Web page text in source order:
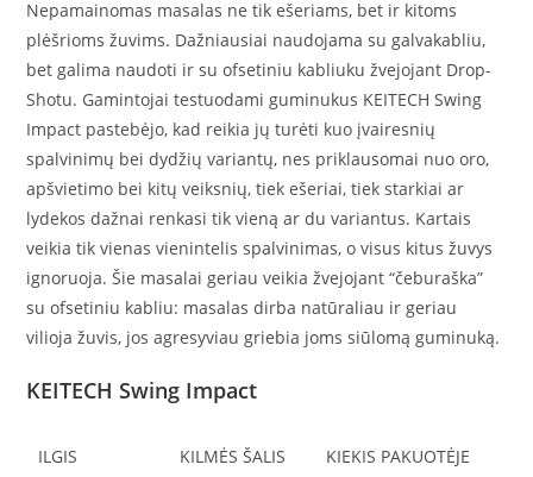
Nepamainomas masalas ne tik ešeriams, bet ir kitoms
plėšrioms žuvims. Dažniausiai naudojama su galvakabliu,
bet galima naudoti ir su ofsetiniu kabliuku žvejojant Drop-
Shotu. Gamintojai testuodami guminukus KEITECH Swing
Impact pastebėjo, kad reikia jų turėti kuo įvairesnių
spalvinimų bei dydžių variantų, nes priklausomai nuo oro,
apšvietimo bei kitų veiksnių, tiek ešeriai, tiek starkiai ar
lydekos dažnai renkasi tik vieną ar du variantus. Kartais
veikia tik vienas vienintelis spalvinimas, o visus kitus žuvys
ignoruoja. Šie masalai geriau veikia žvejojant “čeburaška”
su ofsetiniu kabliu: masalas dirba natūraliau ir geriau
vilioja žuvis, jos agresyviau griebia joms siūlomą guminuką.
KEITECH Swing Impact
ILGIS KILMĖS ŠALIS KIEKIS PAKUOTĖJE